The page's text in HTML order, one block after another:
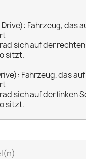
Drive): Fahrzeug, das
sich auf der
sitzt.
Fahrzeug, das
sich auf der linken
sitzt.